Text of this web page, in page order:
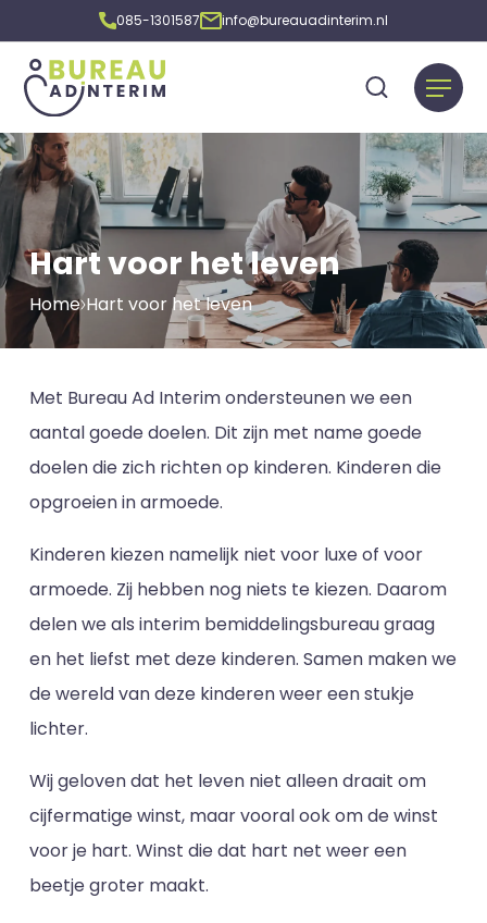
085-1301587 info@bureauadinterim.nl
Hart voor het leven
Home Hart voor het leven
Met Bureau Ad Interim ondersteunen we een
aantal goede doelen. Dit zijn met name goede
doelen die zich richten op kinderen. Kinderen die
opgroeien in armoede.
Kinderen kiezen namelijk niet voor luxe of voor
armoede. Zij hebben nog niets te kiezen. Daarom
delen we als interim bemiddelingsbureau graag
en het liefst met deze kinderen. Samen maken we
de wereld van deze kinderen weer een stukje
lichter.
Wij geloven dat het leven niet alleen draait om
cijfermatige winst, maar vooral ook om de winst
voor je hart. Winst die dat hart net weer een
beetje groter maakt.